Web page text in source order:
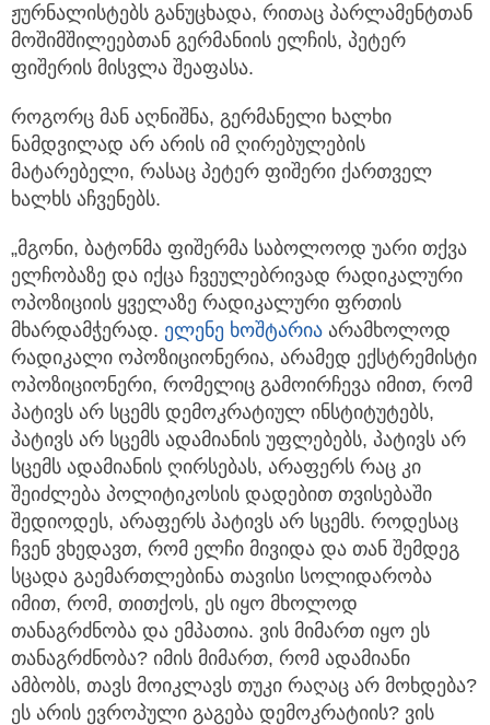
ჟურნალისტებს განუცხადა, რითაც პარლამენტთან
მოშიმშილეებთან გერმანიის ელჩის, პეტერ
ფიშერის მისვლა შეაფასა.
როგორც მან აღნიშნა, გერმანელი ხალხი
ნამდვილად არ არის იმ ღირებულების
მატარებელი, რასაც პეტერ ფიშერი ქართველ
ხალხს აჩვენებს.
„მგონი, ბატონმა ფიშერმა საბოლოოდ უარი თქვა
ელჩობაზე და იქცა ჩვეულებრივად რადიკალური
ოპოზიციის ყველაზე რადიკალური ფრთის
მხარდამჭერად. ელენე ხოშტარია არამხოლოდ
რადიკალი ოპოზიციონერია, არამედ ექსტრემისტი
ოპოზიციონერი, რომელიც გამოირჩევა იმით, რომ
პატივს არ სცემს დემოკრატიულ ინსტიტუტებს,
პატივს არ სცემს ადამიანის უფლებებს, პატივს არ
სცემს ადამიანის ღირსებას, არაფერს რაც კი
შეიძლება პოლიტიკოსის დადებით თვისებაში
შედიოდეს, არაფერს პატივს არ სცემს. როდესაც
ჩვენ ვხედავთ, რომ ელჩი მივიდა და თან შემდეგ
სცადა გაემართლებინა თავისი სოლიდარობა
იმით, რომ, თითქოს, ეს იყო მხოლოდ
თანაგრძნობა და ემპათია. ვის მიმართ იყო ეს
თანაგრძნობა? იმის მიმართ, რომ ადამიანი
ამბობს, თავს მოიკლავს თუკი რაღაც არ მოხდება?
ეს არის ევროპული გაგება დემოკრატიის? ვის